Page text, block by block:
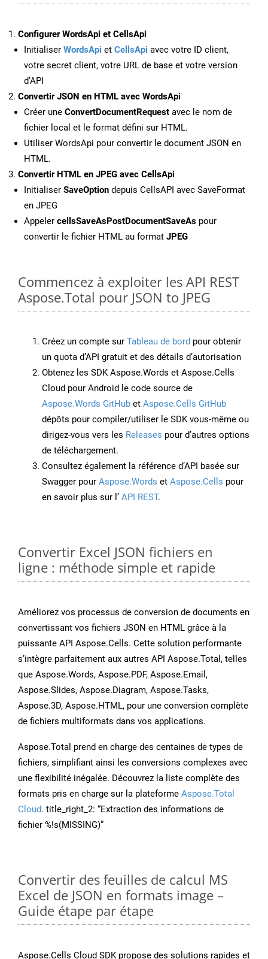
Configurer WordsApi et CellsApi
Initialiser WordsApi et CellsApi avec votre ID client,
votre secret client, votre URL de base et votre version
d’API
Convertir JSON en HTML avec WordsApi
Créer une ConvertDocumentRequest avec le nom de
fichier local et le format défini sur HTML.
Utiliser WordsApi pour convertir le document JSON en
HTML.
Convertir HTML en JPEG avec CellsApi
Initialiser SaveOption depuis CellsAPI avec SaveFormat
en JPEG
Appeler cellsSaveAsPostDocumentSaveAs pour
convertir le fichier HTML au format JPEG
Commencez à exploiter les API REST
Aspose.Total pour JSON to JPEG
Créez un compte sur Tableau de bord pour obtenir
un quota d’API gratuit et des détails d’autorisation
Obtenez les SDK Aspose.Words et Aspose.Cells
Cloud pour Android le code source de
Aspose.Words GitHub et Aspose.Cells GitHub
dépôts pour compiler/utiliser le SDK vous-même ou
dirigez-vous vers les Releases pour d’autres options
de téléchargement.
Consultez également la référence d’API basée sur
Swagger pour Aspose.Words et Aspose.Cells pour
en savoir plus sur l’ API REST.
Convertir Excel JSON fichiers en
ligne : méthode simple et rapide
Améliorez vos processus de conversion de documents en
convertissant vos fichiers JSON en HTML grâce à la
puissante API Aspose.Cells. Cette solution performante
s’intègre parfaitement aux autres API Aspose.Total, telles
que Aspose.Words, Aspose.PDF, Aspose.Email,
Aspose.Slides, Aspose.Diagram, Aspose.Tasks,
Aspose.3D, Aspose.HTML, pour une conversion complète
de fichiers multiformats dans vos applications.
Aspose.Total prend en charge des centaines de types de
fichiers, simplifiant ainsi les conversions complexes avec
une flexibilité inégalée. Découvrez la liste complète des
formats pris en charge sur la plateforme Aspose.Total
Cloud. title_right_2: “Extraction des informations de
fichier %!s(MISSING)”
Convertir des feuilles de calcul MS
Excel de JSON en formats image –
Guide étape par étape
Aspose.Cells Cloud SDK propose des solutions rapides et